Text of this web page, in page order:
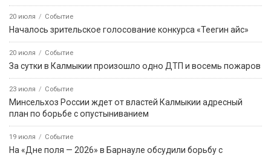
20 июля Событие
Началось зрительское голосование конкурса «Теегин айс»
20 июля Событие
За сутки в Калмыкии произошло одно ДТП и восемь пожаров
23 июля Событие
Минсельхоз России ждет от властей Калмыкии адресный
план по борьбе с опустыниванием
19 июля Событие
На «Дне поля — 2026» в Барнауле обсудили борьбу с